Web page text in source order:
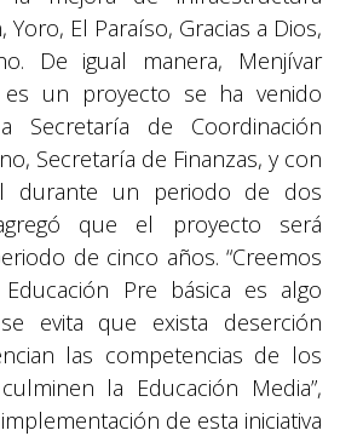
El Paraíso, Gracias a Dios,
De igual manera, Menjívar
un proyecto se ha venido
Secretaría de Coordinación
Secretaría de Finanzas, y con
durante un periodo de dos
que el proyecto será
de cinco años. “Creemos
Pre básica es algo
evita que exista deserción
las competencias de los
la Educación Media”,
de esta iniciativa